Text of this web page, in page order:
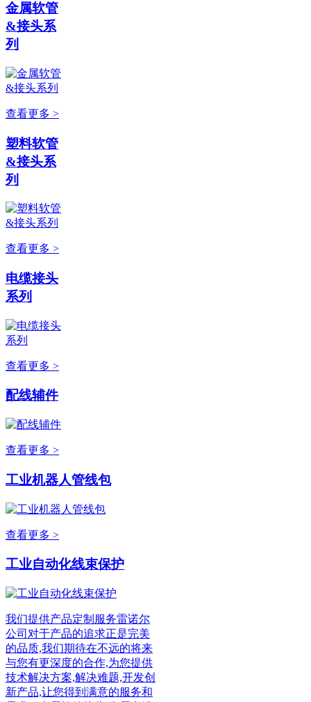
金属软管
&接头系
列
查看更多 >
塑料软管
&接头系
列
查看更多 >
电缆接头
系列
查看更多 >
配线辅件
查看更多 >
工业机器人管线包
查看更多 >
工业自动化线束保护
我们提供产品定制服务雷诺尔
公司对于产品的追求正是完美
的品质,我们期待在不远的将来
与您有更深度的合作,为您提供
技术解决方案,解决难题,开发创
新产品,让您得到满意的服务和